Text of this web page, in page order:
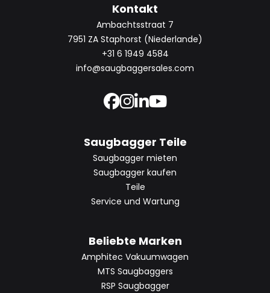
Kontakt
Ambachtsstraat 7
7951 ZA Staphorst (Niederlande)
+31 6 1949 4584
info@saugbaggersales.com
Saugbagger Teile
Saugbagger mieten
Saugbagger kaufen
Teile
Service und Wartung
Beliebte Marken
Amphitec Vakuumwagen
MTS Saugbaggers
RSP Saugbagger